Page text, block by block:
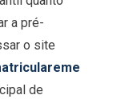
a pré-
o site
de